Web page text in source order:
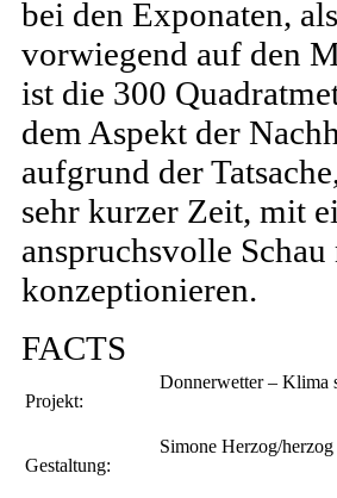
bei den Exponaten,
vorwiegend auf den
ist die 300
dem Aspekt der
aufgrund der
sehr kurzer Zeit, mit
anspruchsvolle
konzeptionieren.
FACTS
Projekt:
Donnerwetter – Klima
Gestaltung:
Simone Herzog/